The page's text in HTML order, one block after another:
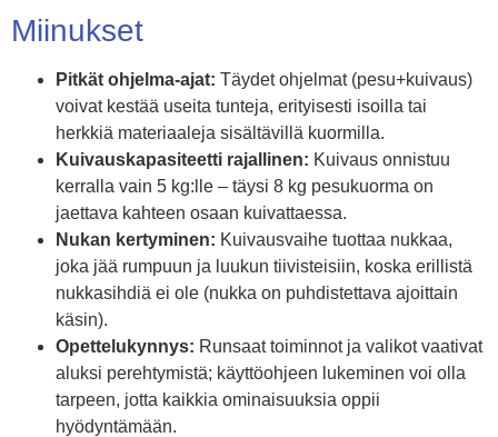
Miinukset
Pitkät ohjelma-ajat: Täydet ohjelmat (pesu+kuivaus)
voivat kestää useita tunteja, erityisesti isoilla tai
herkkiä materiaaleja sisältävillä kuormilla.
Kuivauskapasiteetti rajallinen: Kuivaus onnistuu
kerralla vain 5 kg:lle – täysi 8 kg pesukuorma on
jaettava kahteen osaan kuivattaessa.
Nukan kertyminen: Kuivausvaihe tuottaa nukkaa,
joka jää rumpuun ja luukun tiivisteisiin, koska erillistä
nukkasihdiä ei ole (nukka on puhdistettava ajoittain
käsin).
Opettelukynnys: Runsaat toiminnot ja valikot vaativat
aluksi perehtymistä; käyttöohjeen lukeminen voi olla
tarpeen, jotta kaikkia ominaisuuksia oppii
hyödyntämään.